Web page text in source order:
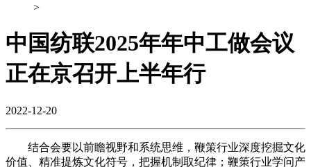
>
中国纺联2025年年中工做会议
正在京召开上半年行
2022-12-20
结合会要以前瞻视野和系统思维，鞭策行业深度挖掘文化
价值、精准提炼文化符号，把握机制取纪律；鞭策行业学问产